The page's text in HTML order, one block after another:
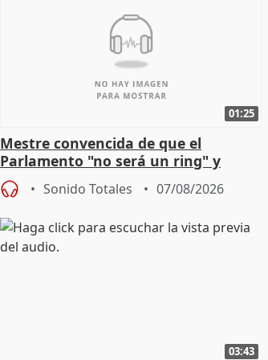
01:25
Mestre convencida de que el
Parlamento "no será un ring" y
defiende "estabilidad" del pacto con
Vox
Sonido Totales 07/08/2026
03:43